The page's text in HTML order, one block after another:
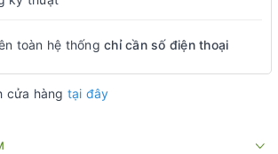
toàn hệ thống chỉ cần số điện thoại
cửa hàng tại đây